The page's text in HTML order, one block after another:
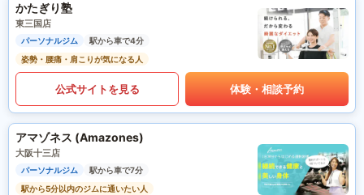
かたぎり塾
東三国店
パーソナルジム
駅から車で4分
姿勢・腰痛・肩こりが気になる人
公式サイトを見る 体験・相談予約
アマゾネス (Amazones)
大阪十三店
パーソナルジム
駅から車で7分
駅から5分以内のジムに通いたい人